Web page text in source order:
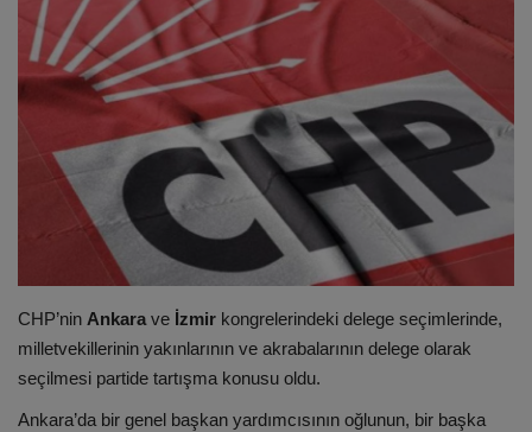
ULUSLARARASI
SAĞLIK VE YAŞAM TARZI
YEMEK
SEYAHAT
EĞİTİM
CHP’nin Ankara ve İzmir kongrelerindeki delege seçimlerinde,
milletvekillerinin yakınlarının ve akrabalarının delege olarak
seçilmesi partide tartışma konusu oldu.
Ankara’da bir genel başkan yardımcısının oğlunun, bir başka